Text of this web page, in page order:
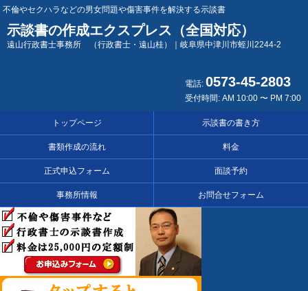
不倫やセクハラなどの男女問題や傷害事件を解決する示談書
示談書の作成エクスプレス（全国対応）
遠山行政書士事務所 （行政書士・遠山桂）｜岐阜県中津川市蛭川2244-2
電話: 0573-45-2803
受付時間: AM 10:00 〜 PM 7:00
トップページ 示談書の書き方
書類作成の流れ 料金
正式申込フォーム 面談予約
事務所情報 お問合せフォーム